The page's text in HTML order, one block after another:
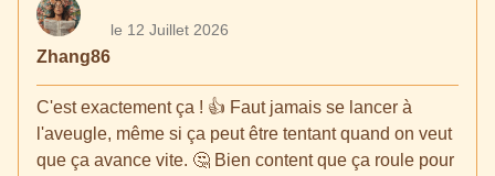
Zhang86
le 12 Juillet 2026
C'est exactement ça ! 👍 Faut jamais se lancer à
l'aveugle, même si ça peut être tentant quand on veut
que ça avance vite. 🤔 Bien content que ça roule pour